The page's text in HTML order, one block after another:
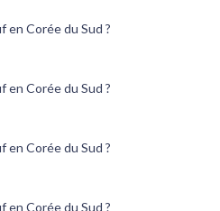
en Corée du Sud ?
en Corée du Sud ?
en Corée du Sud ?
en Corée du Sud ?